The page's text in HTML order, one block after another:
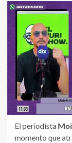
El periodista
momento que